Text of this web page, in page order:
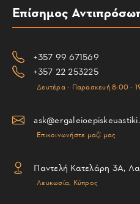
Επίσημος
+357 99 671569
+357 22 253225
Δευτέρα - Παρασκευή 8:00 -
Επικοινωνήστε μαζί μας
Παντελή Κατελάρη 3Α,
Λευκωσία, Κύπρος